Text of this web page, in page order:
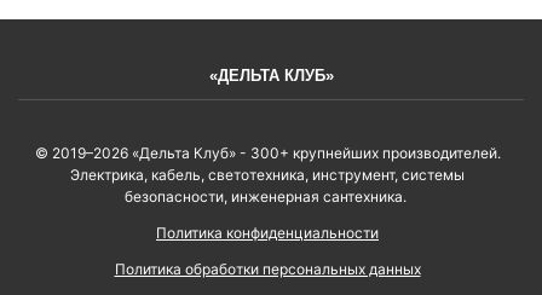
«ДЕЛЬТА КЛУБ»
© 2019–2026 «Дельта Клуб» - 300+ крупнейших производителей.
Электрика, кабель, светотехника, инструмент, системы
безопасности, инженерная сантехника.
Политика конфиденциальности
Политика обработки персональных данных